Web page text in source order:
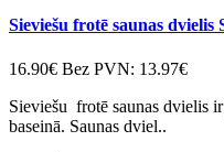
Sieviešu frotē saunas dvielis
16.90€ Bez PVN: 13.97€
Sieviešu frotē saunas dvielis
baseinā. Saunas dviel..